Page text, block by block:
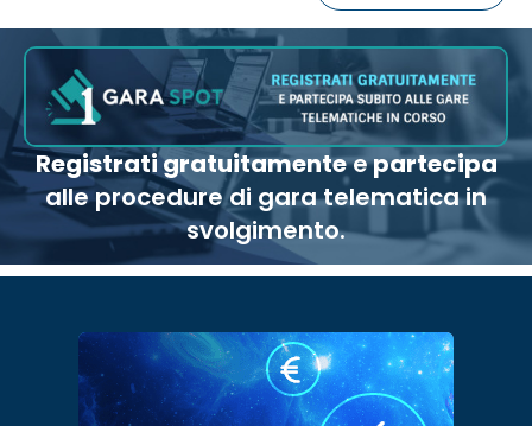
Registrati gratuitamenteepartecipa
alle procedure di gara telematica in
svolgimento.